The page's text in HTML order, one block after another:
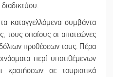
καταγγελλόμενα συμβάντα
τους οποίους οι απατεώνες
προθέσεων τους. Πέρα
περί υποτιθέμενων
κρατήσεων σε τουριστικά